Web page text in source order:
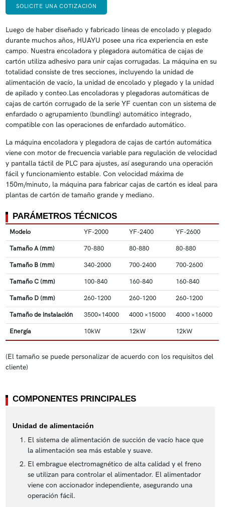
SOLICITE UNA COTIZACIÓN
Luego de haber diseñado y fabricado líneas de encolado y plegado
durante muchos años, HUAYU posee una rica experiencia en este
campo. Nuestra encoladora y plegadora automática de cajas de
cartón utiliza adhesivo para unir cajas corrugadas. La máquina en su
totalidad consiste de tres secciones, incluyendo la unidad de
alimentación de vacío, la unidad de encolado y plegado y la unidad
de apilado y conteo.Las encoladoras y plegadoras automáticas de
cajas de cartón corrugado de la serie YF cuentan con un sistema de
enfardado o agrupamiento (bundling) automático integrado,
compatible con las operaciones de enfardado automático.
La máquina encoladora y plegadora de cajas de cartón automática
viene con motor de frecuencia variable para regulación de velocidad
y pantalla táctil de PLC para ajustes, así asegurando una operación
fácil y funcionamiento estable. Con velocidad máxima de
150m/minuto, la máquina para fabricar cajas de cartón es ideal para
plantas de cartón de tamaño grande y mediano.
PARÁMETROS TÉCNICOS
Modelo YF-2000 YF-2400 YF-2600
Tamaño A (mm) 70-880 80-880 80-880
Tamaño B (mm) 340-2000 700-2400 700-2600
Tamaño C (mm) 100-840 160-840 160-840
Tamaño D (mm) 260-1200 260-1200 260-1200
Tamaño de instalación 3500×14000 4000 ×15000 4000 ×16000
Energía 10kW 12kW 12kW
(El tamaño se puede personalizar de acuerdo con los requisitos del
cliente)
COMPONENTES PRINCIPALES
Unidad de alimentación
El sistema de alimentación de succión de vacío hace que
la alimentación sea más estable y suave.
El embrague electromagnético de alta calidad y el freno
se utilizan para controlar el alimentador. El alimentador
viene con accionador independiente, asegurando una
operación fácil.